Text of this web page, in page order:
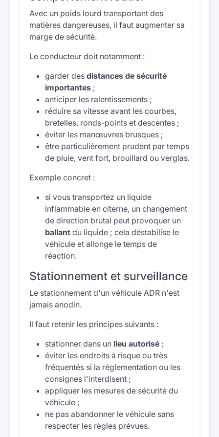
Avec un poids lourd transportant des
matières dangereuses, il faut augmenter sa
marge de sécurité.
Le conducteur doit notamment :
garder des distances de sécurité
importantes ;
anticiper les ralentissements ;
réduire sa vitesse avant les courbes,
bretelles, ronds-points et descentes ;
éviter les manœuvres brusques ;
être particulièrement prudent par temps
de pluie, vent fort, brouillard ou verglas.
Exemple concret :
si vous transportez un liquide
inflammable en citerne, un changement
de direction brutal peut provoquer un
ballant du liquide ; cela déstabilise le
véhicule et allonge le temps de
réaction.
Stationnement et surveillance
Le stationnement d'un véhicule ADR n'est
jamais anodin.
Il faut retenir les principes suivants :
stationner dans un lieu autorisé ;
éviter les endroits à risque ou très
fréquentés si la réglementation ou les
consignes l'interdisent ;
appliquer les mesures de sécurité du
véhicule ;
ne pas abandonner le véhicule sans
respecter les règles prévues.